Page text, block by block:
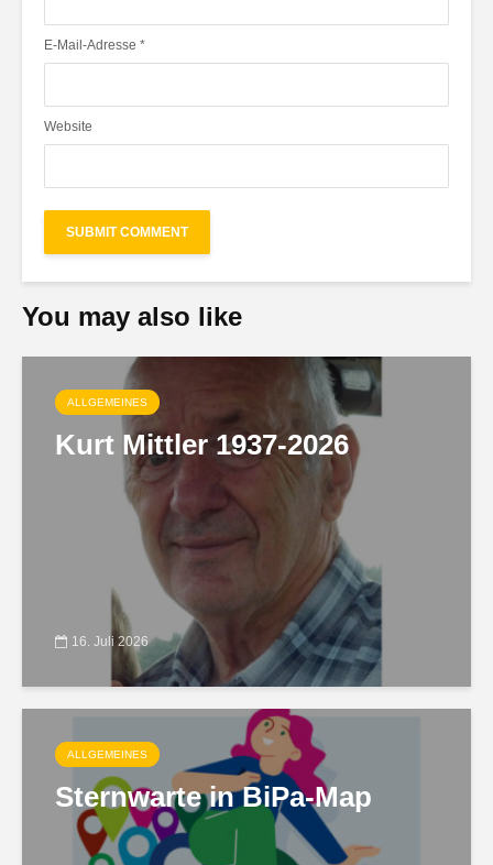
E-Mail-Adresse *
Website
You may also like
ALLGEMEINES
Kurt Mittler 1937-2026
16. Juli 2026
ALLGEMEINES
Sternwarte in BiPa-Map